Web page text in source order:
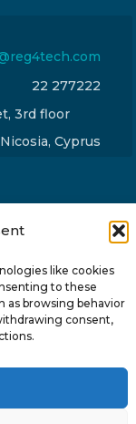
like cookies
to these
as browsing behavior
consent,
22 277222
3rd floor
Cyprus